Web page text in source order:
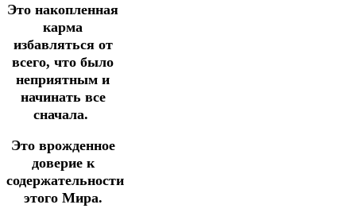
Это накопленная
карма
избавляться от
всего, что было
неприятным и
начинать все
сначала.
Это врожденное
доверие к
содержательности
этого Мира.